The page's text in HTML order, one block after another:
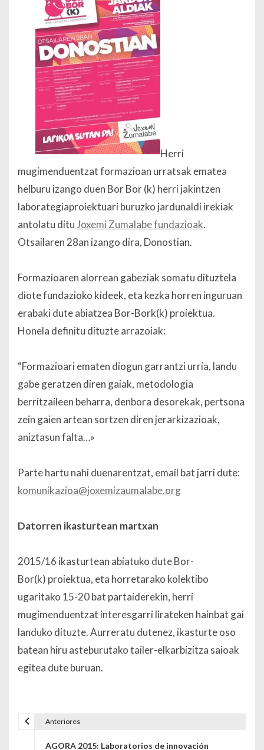
Herri
mugimenduentzat formazioan urratsak ematea
helburu izango duen Bor Bor (k) herri jakintzen
laborategiaproiektuari buruzko jardunaldi irekiak
antolatu ditu Joxemi Zumalabe fundazioak.
Otsailaren 28an izango dira, Donostian.
Formazioaren alorrean gabeziak somatu dituztela
diote fundazioko kideek, eta kezka horren inguruan
erabaki dute abiatzea Bor-Bork(k) proiektua.
Honela definitu dituzte arrazoiak:
“Formazioari ematen diogun garrantzi urria, landu
gabe geratzen diren gaiak, metodologia
berritzaileen beharra, denbora desorekak, pertsona
zein gaien artean sortzen diren jerarkizazioak,
aniztasun falta…»
Parte hartu nahi duenarentzat, email bat jarri dute:
komunikazioa@joxemizaumalabe.org
Datorren ikasturtean martxan
2015/16 ikasturtean abiatuko duteBor-
Bor(k) proiektua, eta horretarako kolektibo
ugaritako 15-20 bat partaiderekin, herri
mugimenduentzat interesgarri lirateken hainbat gai
landuko dituzte. Aurreratu dutenez, ikasturte oso
batean hiru asteburutako tailer-elkarbizitza saioak
egitea dute buruan.
Anteriores
AGORA 2015: Laboratorios de innovación